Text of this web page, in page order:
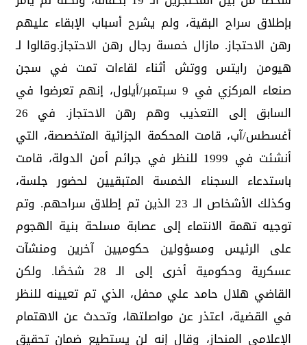
بإطلاق سراح البقية، ولم يشرح أسباب الإبقاء عليهم
رهن الاحتجاز. مازال خمسة رجال رهن الاحتجاز.وقالوا لـ
هيومن رايتس ووتش أثناء لقاءات تمت في سجن
صنعاء المركزي في 9 سبتمبر/أيلول، إنهم تعرضوا في
السابق إلى التعذيب وهم رهن الاحتجاز. في 26
أغسطس/آب، قامت المحكمة الجزائية المتخصصة، التي
أنشئت في 1999 للنظر في جرائم أمن الدولة، قامت
باستدعاء السجناء الخمسة المتبقيين لحضور جلسة،
وكذلك الأشخاص الـ 23 الذين تم إطلاق سراحهم. وتم
توجيه تهمة الانتماء إلى عصابة مسلحة بنية الهجوم
على الرئيس ومسؤولين حكوميين آخرين ومنشآت
عسكرية وحكومية أخرى إلى الـ 28 شخصًا. ولكن
القاضي هلال حامد علي محفل، الذي تم تعيينه للنظر
في القضية، اعتذر عن مواصلتها، وتحدث عن الاهتمام
الإعلامي المنحاز، وقال إنه لن يستطيع ضمان تحقيق